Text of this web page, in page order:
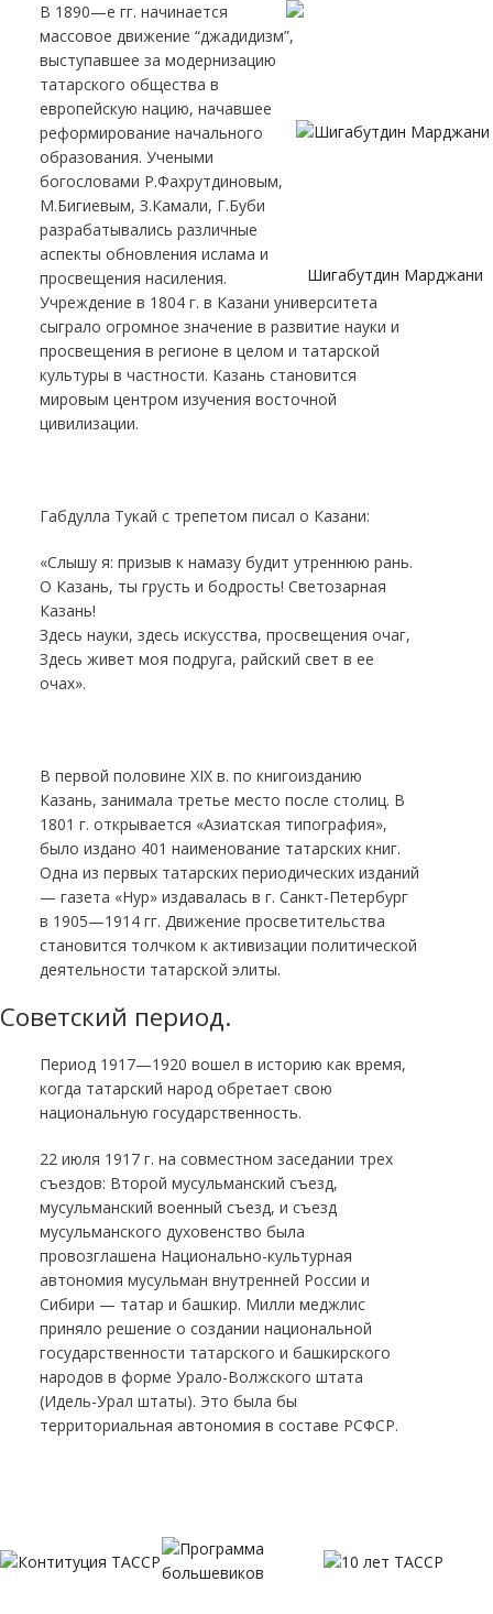
Шигабутдин Марджани
В 1890—е гг. начинается
массовое движение “джадидизм”,
выступавшее за модернизацию
татарского общества в
европейскую нацию, начавшее
реформирование начального
образования. Учеными
богословами Р.Фахрутдиновым,
М.Бигиевым, З.Камали, Г.Буби
разрабатывались различные
аспекты обновления ислама и
просвещения насиления.
Учреждение в 1804 г. в Казани университета
сыграло огромное значение в развитие науки и
просвещения в регионе в целом и татарской
культуры в частности. Казань становится
мировым центром изучения восточной
цивилизации.
Габдулла Тукай с трепетом писал о Казани:
«Слышу я: призыв к намазу будит утреннюю рань.
О Казань, ты грусть и бодрость! Светозарная
Казань!
Здесь науки, здесь искусства, просвещения очаг,
Здесь живет моя подруга, райский свет в ее
очах».
В первой половине XIX в. по книгоизданию
Казань, занимала третье место после столиц. В
1801 г. открывается «Азиатская типография»,
было издано 401 наименование татарских книг.
Одна из первых татарских периодических изданий
— газета «Нур» издавалась в г. Санкт-Петербург
в 1905—1914 гг. Движение просветительства
становится толчком к активизации политической
деятельности татарской элиты.
Советский период.
Период 1917—1920 вошел в историю как время,
когда татарский народ обретает свою
национальную государственность.
22 июля 1917 г. на совместном заседании трех
съездов: Второй мусульманский съезд,
мусульманский военный съезд, и съезд
мусульманского духовенство была
провозглашена Национально-культурная
автономия мусульман внутренней России и
Сибири — татар и башкир. Милли меджлис
приняло решение о создании национальной
государственности татарского и башкирского
народов в форме Урало-Волжского штата
(Идель-Урал штаты). Это была бы
территориальная автономия в составе РСФСР.